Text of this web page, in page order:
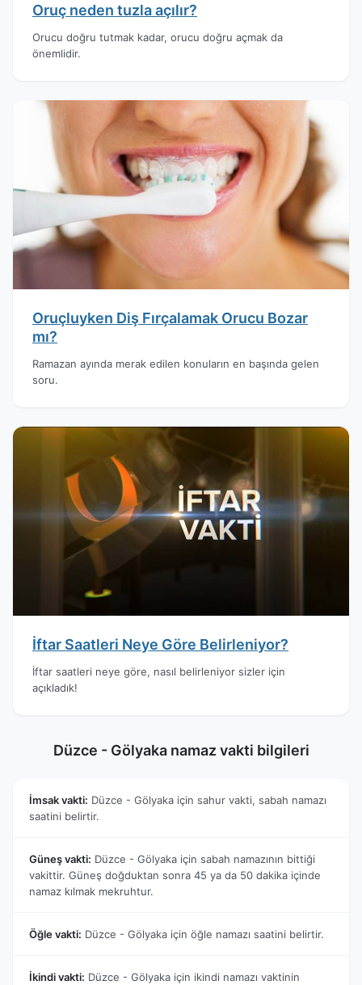
Oruç neden tuzla açılır?
Orucu doğru tutmak kadar, orucu doğru açmak da
önemlidir.
Oruçluyken Diş Fırçalamak Orucu Bozar
mı?
Ramazan ayında merak edilen konuların en başında gelen
soru.
İftar Saatleri Neye Göre Belirleniyor?
İftar saatleri neye göre, nasıl belirleniyor sizler için
açıkladık!
Düzce - Gölyaka namaz vakti bilgileri
İmsak vakti: Düzce - Gölyaka için sahur vakti, sabah namazı
saatini belirtir.
Güneş vakti: Düzce - Gölyaka için sabah namazının bittiği
vakittir. Güneş doğduktan sonra 45 ya da 50 dakika içinde
namaz kılmak mekruhtur.
Öğle vakti: Düzce - Gölyaka için öğle namazı saatini belirtir.
İkindi vakti: Düzce - Gölyaka için ikindi namazı vaktinin